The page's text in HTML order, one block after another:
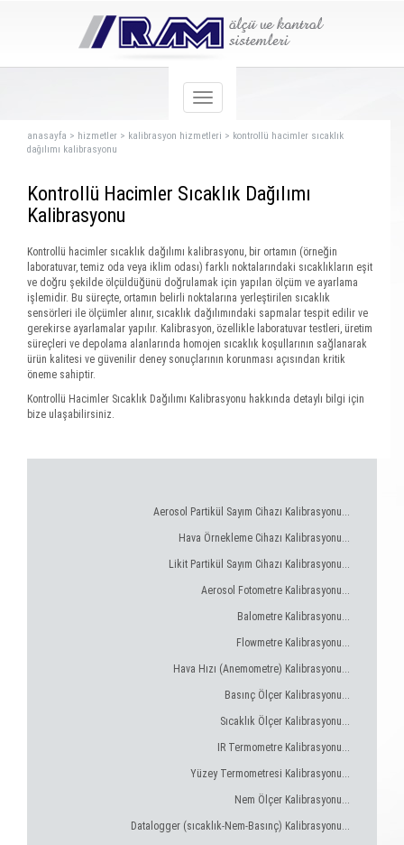
anasayfa > hizmetler > kalibrasyon hizmetleri > kontrollü hacimler sıcaklık
dağılımı kalibrasyonu
Kontrollü Hacimler Sıcaklık Dağılımı
Kalibrasyonu
Kontrollü hacimler sıcaklık dağılımı kalibrasyonu, bir ortamın (örneğin
laboratuvar, temiz oda veya iklim odası) farklı noktalarındaki sıcaklıkların eşit
ve doğru şekilde ölçüldüğünü doğrulamak için yapılan ölçüm ve ayarlama
işlemidir. Bu süreçte, ortamın belirli noktalarına yerleştirilen sıcaklık
sensörleri ile ölçümler alınır, sıcaklık dağılımındaki sapmalar tespit edilir ve
gerekirse ayarlamalar yapılır. Kalibrasyon, özellikle laboratuvar testleri, üretim
süreçleri ve depolama alanlarında homojen sıcaklık koşullarının sağlanarak
ürün kalitesi ve güvenilir deney sonuçlarının korunması açısından kritik
öneme sahiptir.
Kontrollü Hacimler Sıcaklık Dağılımı Kalibrasyonu hakkında detaylı bilgi için
bize ulaşabilirsiniz.
Aerosol Partikül Sayım Cihazı Kalibrasyonu...
Hava Örnekleme Cihazı Kalibrasyonu...
Likit Partikül Sayım Cihazı Kalibrasyonu...
Aerosol Fotometre Kalibrasyonu...
Balometre Kalibrasyonu...
Flowmetre Kalibrasyonu...
Hava Hızı (Anemometre) Kalibrasyonu...
Basınç Ölçer Kalibrasyonu...
Sıcaklık Ölçer Kalibrasyonu...
IR Termometre Kalibrasyonu...
Yüzey Termometresi Kalibrasyonu...
Nem Ölçer Kalibrasyonu...
Datalogger (sıcaklık-Nem-Basınç) Kalibrasyonu...